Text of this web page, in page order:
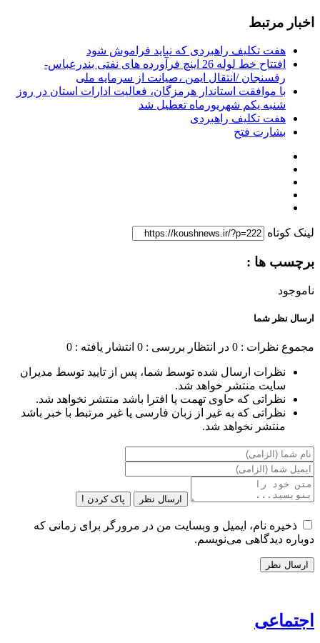
اخبار مرتبط
هفت تکلیف راهبردی که نباید فراموش شود
افتتاح خط لوله 26 اینچ فرآورده های نفتی بندرعباس-
رفسنجان /انتقال ایمن ،صیانت از سرمایه ملی
با موافقت استاندار هرمزگان، فعالیت ادارات استان در روز
شنبه یکم شهریورماه تعطیل شد
هفت تکلیف راهبردی
بشارت فتح
لینک کوتاه
برچسب ها :
ناموجود
ارسال نظر شما
مجموع نظرات : 0 در انتظار بررسی : 0 انتشار یافته : 0
نظرات ارسال شده توسط شما، پس از تایید توسط مدیران
سایت منتشر خواهد شد.
نظراتی که حاوی تهمت یا افترا باشد منتشر نخواهد شد.
نظراتی که به غیر از زبان فارسی یا غیر مرتبط با خبر باشد
منتشر نخواهد شد.
ارسال نظر پاک کردن !
ذخیره نام، ایمیل و وبسایت من در مرورگر برای زمانی که
دوباره دیدگاهی می‌نویسم.
اجتماعی